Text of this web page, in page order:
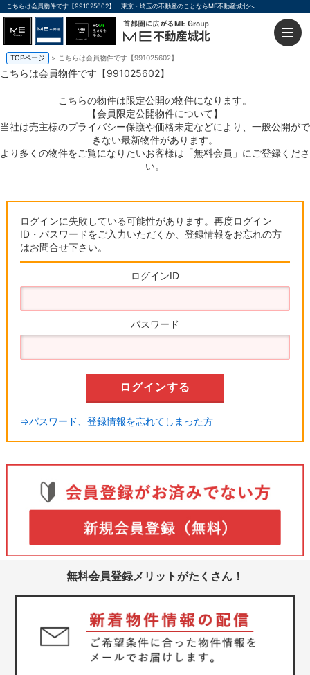
こちらは会員物件です【991025602】｜東京・埼玉の不動産のことならME不動産城北へ
TOPページ > こちらは会員物件です【991025602】
こちらは会員物件です【991025602】
こちらの物件は限定公開の物件になります。
【会員限定公開物件について】
当社は売主様のプライバシー保護や価格未定などにより、一般公開がで
きない最新物件があります。
より多くの物件をご覧になりたいお客様は「無料会員」にご登録くださ
い。
ログインに失敗している可能性があります。再度ログイン
ID・パスワードをご入力いただくか、登録情報をお忘れの方
はお問合せ下さい。
ログインID
パスワード
⇒パスワード、登録情報を忘れてしまった方
無料会員登録メリットがたくさん！